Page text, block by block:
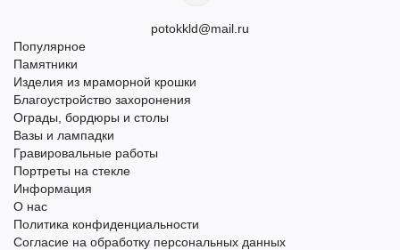
potokkld@mail.ru
Популярное
Памятники
Изделия из мраморной крошки
Благоустройство захоронения
Ограды, бордюры и столы
Вазы и лампадки
Гравировальные работы
Портреты на стекле
Информация
О нас
Политика конфиденциальности
Согласие на обработку персональных данных